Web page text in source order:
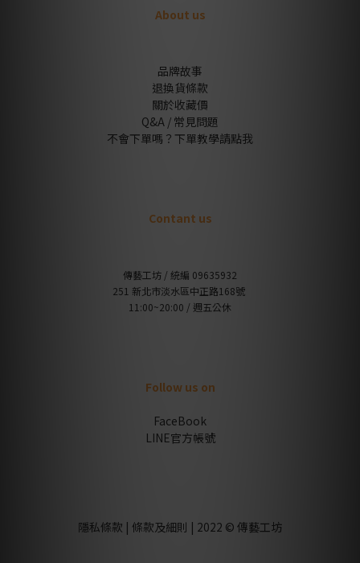
About us
品牌故事
退換貨條款
關於收藏價
Q&A / 常見問題
不會下單嗎？下單教學請點我
Contant us
傳藝工坊 / 統編 09635932
251 新北市淡水區中正路168號
11:00~20:00 / 週五公休
Follow us on
FaceBook
LINE官方帳號
隱私條款 | 條款及細則 | 2022 © 傳藝工坊